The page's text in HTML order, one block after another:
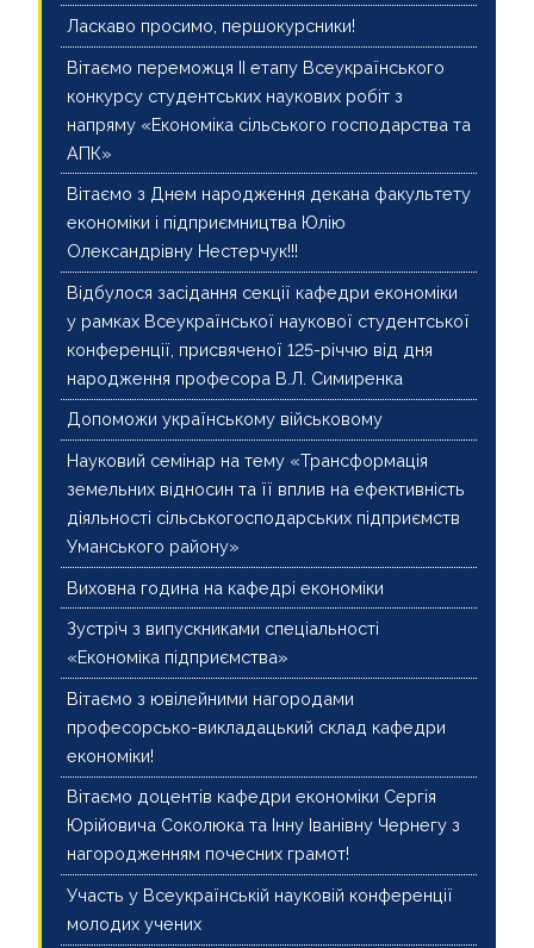
Ласкаво просимо, першокурсники!
Вітаємо переможця ІІ етапу Всеукраїнського
конкурсу студентських наукових робіт з
напряму «Економіка сільського господарства та
АПК»
Вітаємо з Днем народження декана факультету
економіки і підприємництва Юлію
Олександрівну Нестерчук!!!
Відбулося засідання секції кафедри економіки
у рамках Всеукраїнської наукової студентської
конференції, присвяченої 125-річчю від дня
народження професора В.Л. Симиренка
Допоможи українському військовому
Науковий семінар на тему «Трансформація
земельних відносин та її вплив на ефективність
діяльності сільськогосподарських підприємств
Уманського району»
Виховна година на кафедрі економіки
Зустріч з випускниками спеціальності
«Економіка підприємства»
Вітаємо з ювілейними нагородами
професорсько-викладацький склад кафедри
економіки!
Вітаємо доцентів кафедри економіки Сергія
Юрійовича Соколюка та Інну Іванівну Чернегу з
нагородженням почесних грамот!
Участь у Всеукраїнській науковій конференції
молодих учених